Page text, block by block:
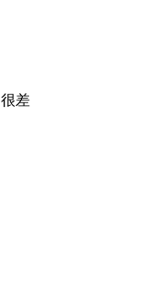
很差